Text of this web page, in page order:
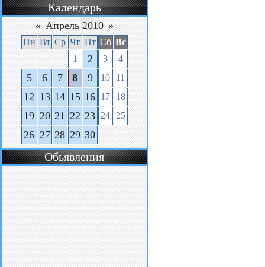
Календарь
« Апрель 2010 »
Пн Вт Ср Чт Пт Сб Вс
1
2 3 4
5 6 7 8 9 10 11
12 13 14 15 16 17 18
19 20 21 22 23 24 25
26 27 28 29 30
Обьявления